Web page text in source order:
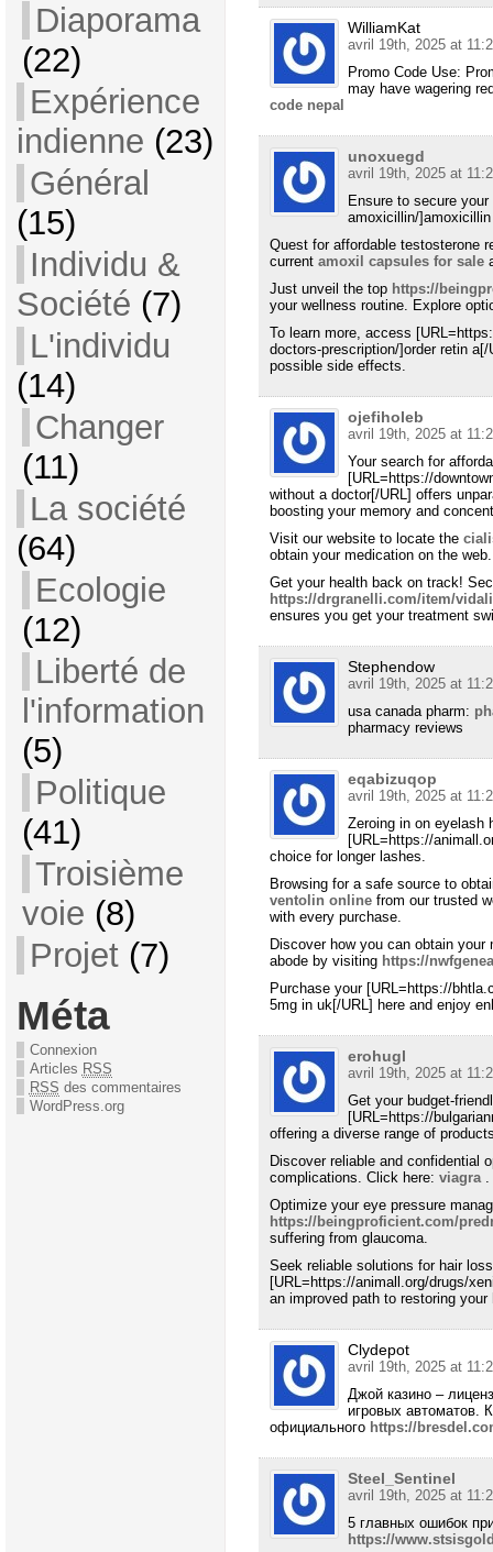
Diaporama
(22)
Expérience
indienne (23)
Général
(15)
Individu &
Société (7)
L'individu
(14)
Changer
(11)
La société
(64)
Ecologie
(12)
Liberté de
l'information
(5)
Politique
(41)
Troisième
voie (8)
Projet(7)
Méta
Connexion
Articles RSS
RSS des commentaires
WordPress.org
WilliamKat
avril 19th, 2025 at
Promo Code Use:
may have wagering
code nepal
unoxuegd
avril 19th, 2025 at
Ensure to secure
amoxicillin/
Quest for affordable testosterone
current amoxil capsules for sale
Just unveil the top https://
your wellness routine. Explore
To learn more, access
doctors-prescription/]order retin
possible side effects.
ojefiholeb
avril 19th, 2025 at
Your search for
[URL=https://
without a doctor[/URL] offers
boosting your memory and
Visit our website to locate the
obtain your medication on the web.
Get your health back on track!
https://drgranelli.com/item/
ensures you get your treatment
Stephendow
avril 19th, 2025 at
usa canada pharm:
pharmacy reviews
eqabizuqop
avril 19th, 2025 at
Zeroing in on eyelash
[URL=https://
choice for longer lashes.
Browsing for a safe source to
ventolin onlinefrom our trusted
with every purchase.
Discover how you can obtain
abode by visiting https://
Purchase your [URL=https://
5mg in uk[/URL] here and enjoy
erohugl
avril 19th, 2025 at
Get your budget-
[URL=https://
offering a diverse range of
Discover reliable and confidential
complications. Click here: viagra.
Optimize your eye pressure
https://beingproficient.com/
suffering from glaucoma.
Seek reliable solutions for hair
[URL=https://animall.org/drugs/
an improved path to restoring your
Clydepot
avril 19th, 2025 at
Джой казино –
игровых автоматов.
официального https://
Steel_Sentinel
avril 19th, 2025 at
5 главных ошибок
https://